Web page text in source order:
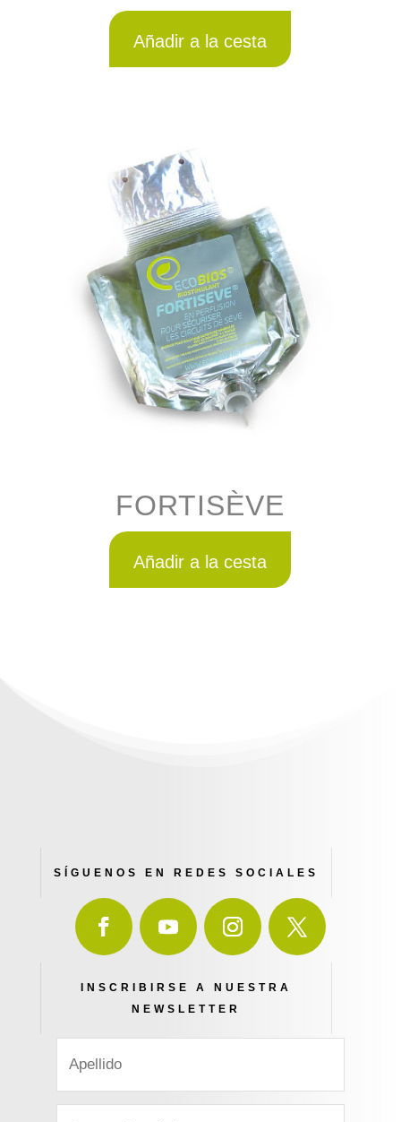
Añadir a la cesta
FORTISÈVE
Añadir a la cesta
SÍGUENOS EN REDES SOCIALES
INSCRIBIRSE A NUESTRA
NEWSLETTER